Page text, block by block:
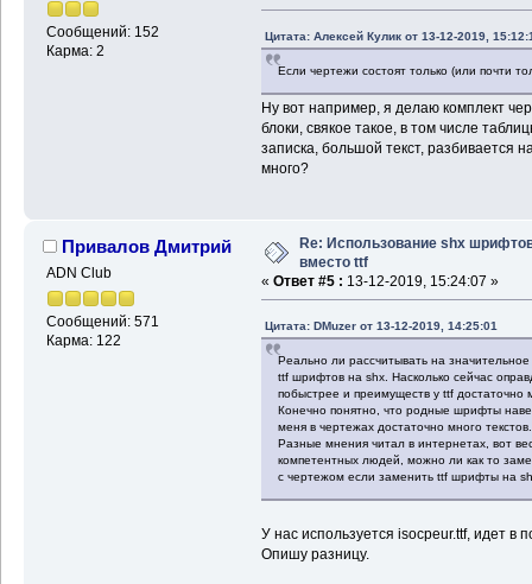
Сообщений: 152
Карма: 2
Цитата: Алексей Кулик от 13-12-2019,
Если чертежи состоят только (или почти
Ну вот например, я делаю комплект
блоки, свякое такое, в том числе
записка, большой текст, разбивается
много?
Привалов Дмитрий
ADN Club
Сообщений: 571
Карма: 122
Re: Использование shx
вместо ttf
« Ответ #5 : 13-12-2019, 15:24:07 »
Цитата: DMuzer от 13-12-2019, 14:25:01
Реально ли рассчитывать на
ttf шрифтов на shx. Насколько сейчас
побыстрее и преимуществ у ttf достаточно
Конечно понятно, что родные шрифты
меня в чертежах достаточно много текстов.
Разные мнения читал в интернетах, вот
компетентных людей, можно ли как то
с чертежом если заменить ttf шрифты на
У нас используется isocpeur.ttf, идет в
Опишу разницу.